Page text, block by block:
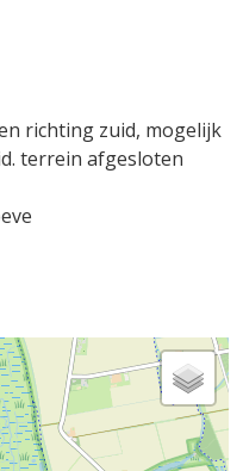
richting zuid, mogelijk
terrein afgesloten